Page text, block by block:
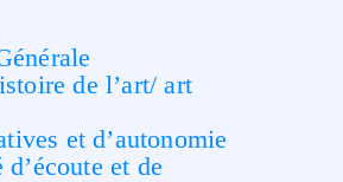
de l’art/ art
et d’autonomie
et de